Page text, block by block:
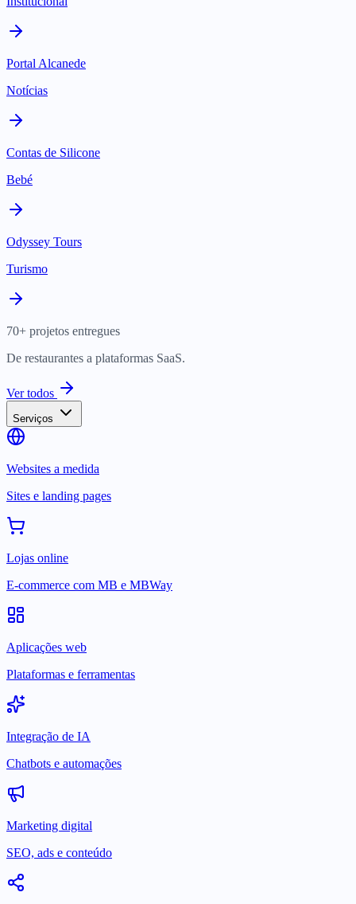
Portal Alcanede
Notícias
Contas de Silicone
Bebé
Odyssey Tours
Turismo
70+ projetos entregues
De restaurantes a plataformas SaaS.
Ver todos
Serviços
Websites a medida
Sites e landing pages
Lojas online
E-commerce com MB e MBWay
Aplicações web
Plataformas e ferramentas
Integração de IA
Chatbots e automações
Marketing digital
SEO, ads e conteúdo